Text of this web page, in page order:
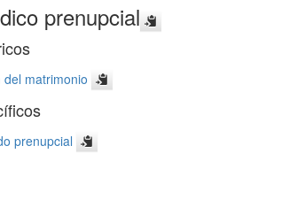
prenupcial
matrimonio
prenupcial